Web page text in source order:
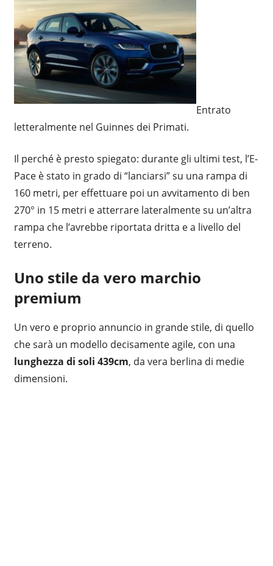
Entrato
letteralmente nel Guinnes dei Primati.
Il perché è presto spiegato: durante gli ultimi test, l’E-
Pace è stato in grado di “lanciarsi” su una rampa di
160 metri, per effettuare poi un avvitamento di ben
270° in 15 metri e atterrare lateralmente su un’altra
rampa che l’avrebbe riportata dritta e a livello del
terreno.
Uno stile da vero marchio
premium
Un vero e proprio annuncio in grande stile, di quello
che sarà un modello decisamente agile, con una
lunghezza di soli 439cm, da vera berlina di medie
dimensioni.